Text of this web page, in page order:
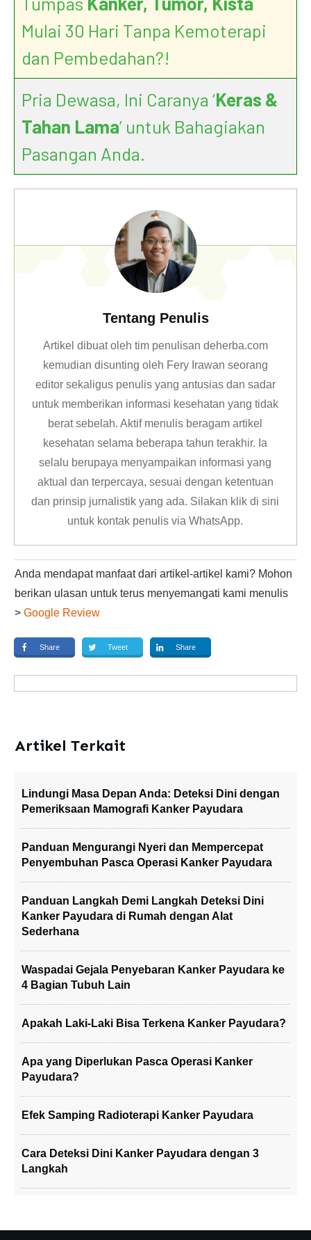
Mulai 30 Hari Tanpa Kemoterapi
dan Pembedahan?!
Pria Dewasa, Ini Caranya ‘Keras &
Tahan Lama’ untuk Bahagiakan
Pasangan Anda.
Tentang Penulis
Artikel dibuat oleh tim penulisan deherba.com
kemudian disunting oleh Fery Irawan seorang
editor sekaligus penulis yang antusias dan sadar
untuk memberikan informasi kesehatan yang tidak
berat sebelah. Aktif menulis beragam artikel
kesehatan selama beberapa tahun terakhir. Ia
selalu berupaya menyampaikan informasi yang
aktual dan terpercaya, sesuai dengan ketentuan
dan prinsip jurnalistik yang ada. Silakan klikdi sini
untuk kontak penulis via WhatsApp.
Anda mendapat manfaat dari artikel-artikel kami? Mohon
berikan ulasan untuk terus menyemangati kami menulis
> Google Review
Share Tweet Share
Artikel Terkait
Lindungi Masa Depan Anda: Deteksi Dini dengan
Pemeriksaan Mamografi Kanker Payudara
Panduan Mengurangi Nyeri dan Mempercepat
Penyembuhan Pasca Operasi Kanker Payudara
Panduan Langkah Demi Langkah Deteksi Dini
Kanker Payudara di Rumah dengan Alat
Sederhana
Waspadai Gejala Penyebaran Kanker Payudara ke
4 Bagian Tubuh Lain
Apakah Laki-Laki Bisa Terkena Kanker Payudara?
Apa yang Diperlukan Pasca Operasi Kanker
Payudara?
Efek Samping Radioterapi Kanker Payudara
Cara Deteksi Dini Kanker Payudara dengan 3
Langkah